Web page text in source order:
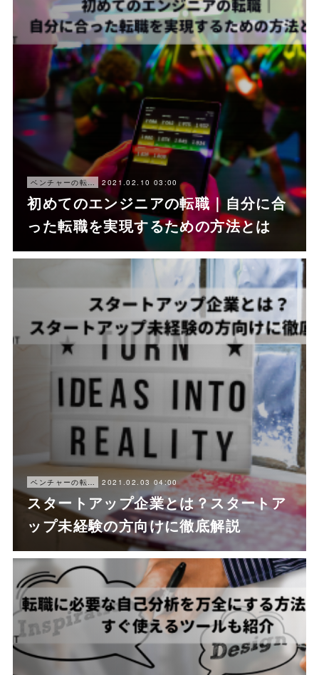
ベンチャーの転職ノウハウ 2021.02.10 03:00
初めてのエンジニアの転職｜自分に合
った転職を実現するための方法とは
ベンチャーの転職ノウハウ 2021.02.03 04:00
スタートアップ企業とは？スタートア
ップ未経験の方向けに徹底解説